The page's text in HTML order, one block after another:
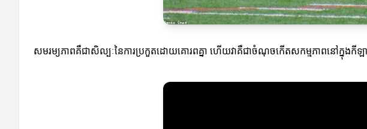
សមរម្យភាពគឺជាសិល្បៈនៃការប្រកួតដោយគោរពគ្នា ហើយវាគឺជាចំណុចកេីតសកម្មភាពនៅក្នុងកីឡ